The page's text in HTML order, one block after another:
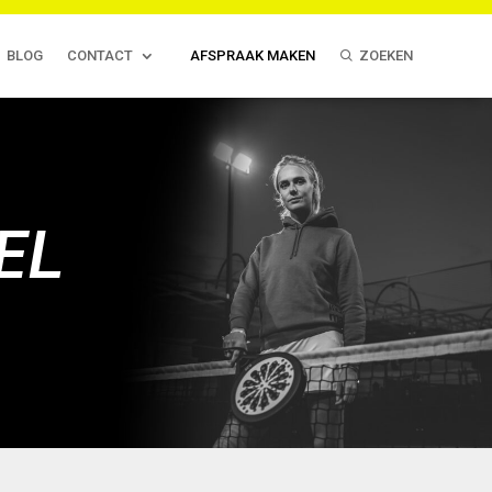
BLOG CONTACT AFSPRAAK MAKEN ZOEKEN